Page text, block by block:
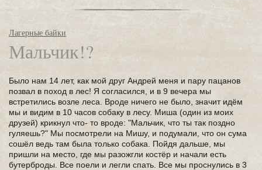
Лагерные байки
Мальчик!?
Было нам 14 лет, как мой друг Андрей меня и пару пацанов
позвал в поход в лес! Я согласился, и в 9 вечера мы
встретились возле леса. Вроде ничего не было, значит идём
мы и видим в 10 часов собаку в лесу. Миша (один из моих
друзей) крикнул что- то вроде: "Мальчик, что ты так поздно
гуляешь?" Мы посмотрели на Мишу, и подумали, что он сума
сошёл ведь там была только собака. Пойдя дальше, мы
пришли на место, где мы разожгли костёр и начали есть
бутерброды. Все поели и легли спать. Все мы проснулись в 3